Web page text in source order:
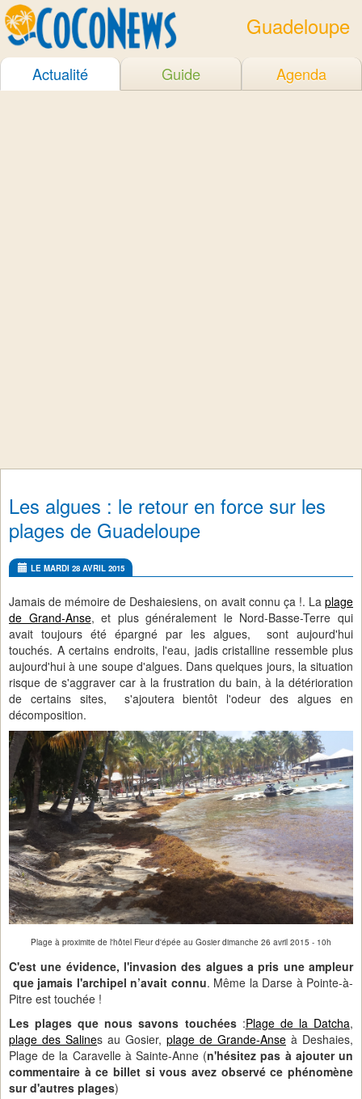
Guadeloupe
Actualité Guide Agenda
Les algues : le retour en force sur les
plages de Guadeloupe
LE MARDI 28 AVRIL 2015
Jamais de mémoire de Deshaiesiens, on avait connu ça !. La plage
de Grand-Anse, et plus généralement le Nord-Basse-Terre qui
avait toujours été épargné par les algues, sont aujourd'hui
touchés. A certains endroits, l'eau, jadis cristalline ressemble plus
aujourd'hui à une soupe d'algues. Dans quelques jours, la situation
risque de s'aggraver car à la frustration du bain, à la détérioration
de certains sites, s'ajoutera bientôt l'odeur des algues en
décomposition.
Plage à proximite de l'hôtel Fleur d'épée au Gosier dimanche 26 avril 2015 - 10h
C'est une évidence, l'invasion des algues a pris une ampleur
que jamais l'archipel n’avait connu. Même la Darse à Pointe-à-
Pitre est touchée !
Les plages que nous savons touchées:Plage de la Datcha,
plage des Salines au Gosier, plage de Grande-Anse à Deshaies,
Plage de la Caravelle à Sainte-Anne (n'hésitez pas à ajouter un
commentaire à ce billet si vous avez observé ce phénomène
sur d'autres plages)